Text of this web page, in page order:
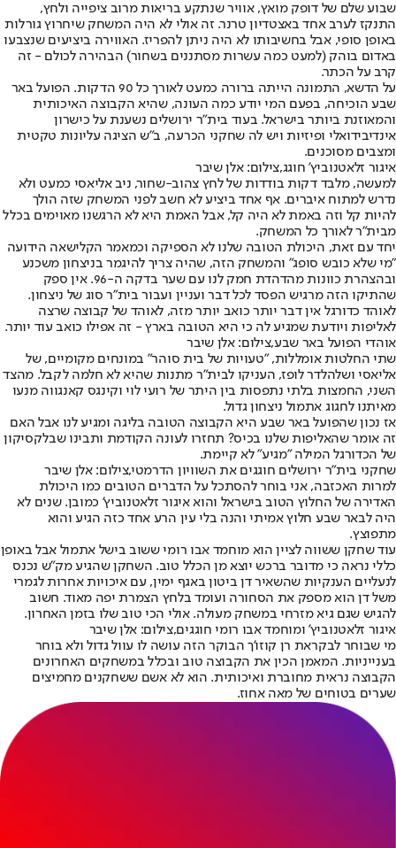
שבוע שלם של דופק מואץ, אוויר שנתקע בריאות מרוב ציפייה ולחץ,
התנקז לערב אחד באצטדיון טרנר. זה אולי לא היה המשחק שיחרוץ גורלות
באופן סופי, אבל בחשיבותו לא היה ניתן להפריז. האווירה ביציעים שנצבעו
באדום בוהק (למעט כמה עשרות מסתננים בשחור) הבהירה לכולם - זה
קרב על הכתר.
על הדשא, התמונה הייתה ברורה כמעט לאורך כל 90 הדקות. הפועל באר
שבע הוכיחה, בפעם המי יודע כמה העונה, שהיא הקבוצה האיכותית
והמאוזנת ביותר בישראל. בעוד בית"ר ירושלים נשענת על כישרון
אינדיבידואלי ופיזיות ויש לה שחקני הכרעה, ב"ש הציגה עליונות טקטית
ומצבים מסוכנים.
איגור זלאטנוביץ' חוגג,צילום: אלן שיבר
למעשה, מלבד דקות בודדות של לחץ צהוב-שחור, ניב אליאסי כמעט ולא
נדרש למתוח איברים. אף אחד ביציע לא חשב לפני המשחק שזה הולך
להיות קל וזה באמת לא היה קל, אבל האמת היא לא הרגשנו מאוימים בכלל
מבית"ר לאורך כל המשחק.
יחד עם זאת, היכולת הטובה שלנו לא הספיקה וכמאמר הקלישאה הידועה
"מי שלא כובש סופג" והמשחק הזה, שהיה צריך להיגמר בניצחון משכנע
ובהצהרת כוונות מהדהדת חמק לנו עם שער בדקה ה-96. אין ספק
שהתיקו הזה מרגיש הפסד לכל דבר ועניין ועבור בית"ר סוג של ניצחון.
לאוהד כדורגל אין דבר יותר כואב יותר מזה, לאוהד של קבוצה שרצה
לאליפות ויודעת שמגיע לה כי היא הטובה בארץ - זה אפילו כואב עוד יותר.
אוהדי הפועל באר שבע,צילום: אלן שיבר
שתי החלטות אומללות, "טעויות של בית סוהר" במונחים מקומיים, של
אליאסי ושלהלדר לופז, העניקו לבית"ר מתנות שהיא לא חלמה לקבל. מהצד
השני, החמצות בלתי נתפסות בין היתר של רועי לוי וקינגס קאנגווה מנעו
מאיתנו לחגוג אתמול ניצחון גדול.
אז נכון שהפועל באר שבע היא הקבוצה הטובה בליגה ומגיע לנו אבל האם
זה אומר שהאליפות שלנו בכיס? תחזרו לעונה הקודמת ותבינו שבלקסיקון
של הכדורגל המילה "מגיע" לא קיימת.
שחקני בית"ר ירושלים חוגגים את השוויון הדרמטי,צילום: אלן שיבר
למרות האכזבה, אני בוחר להסתכל על הדברים הטובים כמו היכולת
האדירה של החלוץ הטוב בישראל והוא איגור זלאטנוביץ' כמובן. שנים לא
היה לבאר שבע חלוץ אמיתי והנה בלי עין הרע אחד כזה הגיע והוא
מתפוצץ.
עוד שחקן ששווה לציין הוא מוחמד אבו רומי ששוב בישל אתמול אבל באופן
כללי נראה כי מדובר ברכש יוצא מן הכלל טוב. השחקן שהגיע מק״ש נכנס
לנעליים הענקיות שהשאיר דן ביטון באגף ימין, עם איכויות אחרות לגמרי
משל דן הוא מספק את הסחורה ועומד בלחץ הצמרת יפה מאוד. חשוב
להגיש שגם גיא מזרחי במשחק מעולה. אולי הכי טוב שלו בזמן האחרון.
איגור זלאטנוביץ' ומוחמד אבו רומי חוגגים,צילום: אלן שיבר
מי שבוחר לבקראת רן קוזו'ך הבוקר הזה עושה לו עוול גדול ולא בוחר
בענייניות. המאמן הכין את הקבוצה טוב ובכלל במשחקים האחרונים
הקבוצה נראית מחוברת ואיכותית. הוא לא אשם ששחקנים מחמיצים
שערים בטוחים של מאה אחוז.